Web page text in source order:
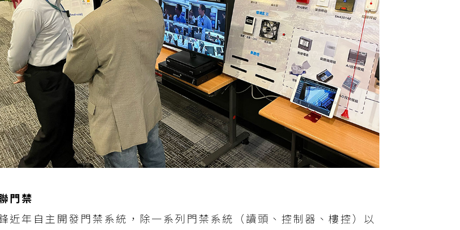
門禁
近年自主開發門禁系統，除一系列門禁系統（讀頭、控制器、樓控）以